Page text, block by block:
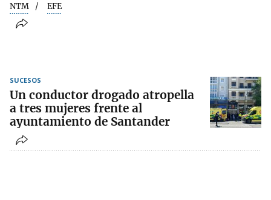
NTM EFE
SUCESOS
Un conductor drogado atropella
a tres mujeres frente al
ayuntamiento de Santander